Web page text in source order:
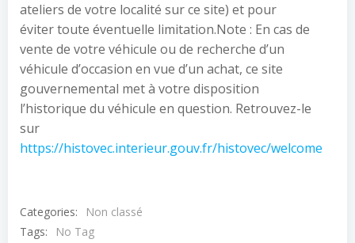
ateliers de votre localité sur ce site) et pour
éviter toute éventuelle limitation.Note : En cas de
vente de votre véhicule ou de recherche d’un
véhicule d’occasion en vue d’un achat, ce site
gouvernemental met à votre disposition
l’historique du véhicule en question. Retrouvez-le
sur
https://histovec.interieur.gouv.fr/histovec/welcome
Categories:
Non classé
Tags:
No Tag